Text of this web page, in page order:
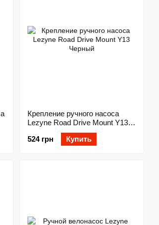
Крепление ручного насоса
Lezyne Road Drive Mount Y13
524 грн
Купить